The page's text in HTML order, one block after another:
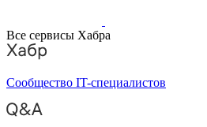
Все сервисы Хабра
Сообщество IT-специалистов